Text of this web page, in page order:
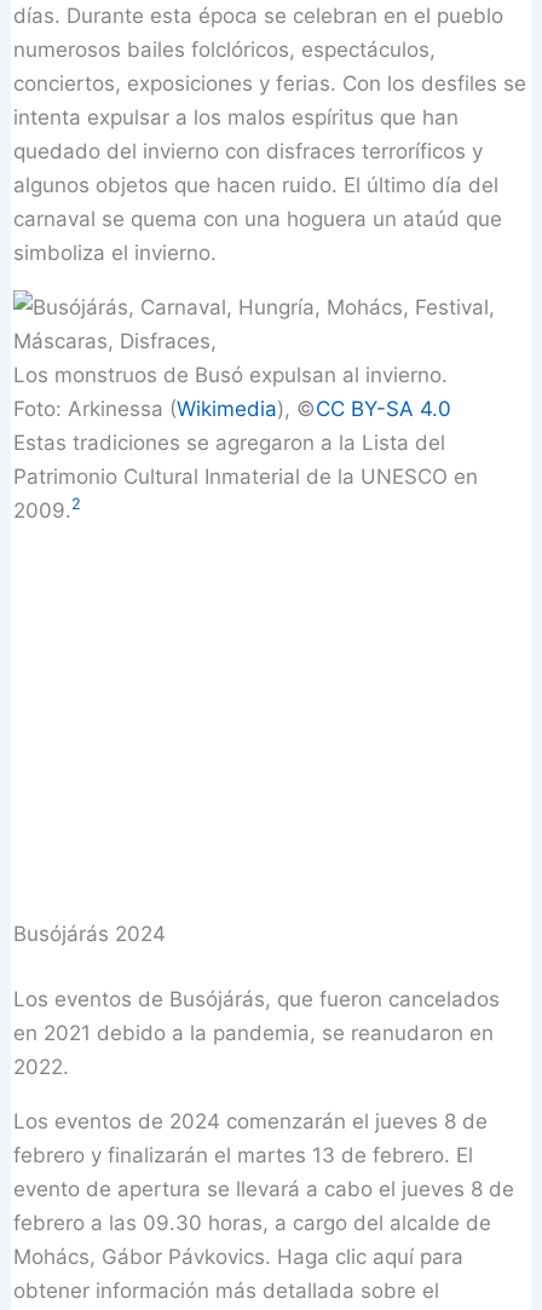
días. Durante esta época se celebran en el pueblo
numerosos bailes folclóricos, espectáculos,
conciertos, exposiciones y ferias. Con los desfiles se
intenta expulsar a los malos espíritus que han
quedado del invierno con disfraces terroríficos y
algunos objetos que hacen ruido. El último día del
carnaval se quema con una hoguera un ataúd que
simboliza el invierno.
Los monstruos de Busó expulsan al invierno.
Foto: Arkinessa (Wikimedia), ©CC BY-SA 4.0
Estas tradiciones se agregaron a la Lista del
Patrimonio Cultural Inmaterial de la UNESCO en
2009.2
Busójárás 2024
Los eventos de Busójárás, que fueron cancelados
en 2021 debido a la pandemia, se reanudaron en
2022.
Los eventos de 2024 comenzarán el jueves 8 de
febrero y finalizarán el martes 13 de febrero. El
evento de apertura se llevará a cabo el jueves 8 de
febrero a las 09.30 horas, a cargo del alcalde de
Mohács, Gábor Pávkovics. Haga clic aquí para
obtener información más detallada sobre el